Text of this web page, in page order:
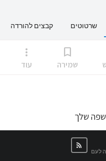
שרטוטים קבצים להורדה
bookmark
שמירה
more_vert
עוד
שלך
לעם